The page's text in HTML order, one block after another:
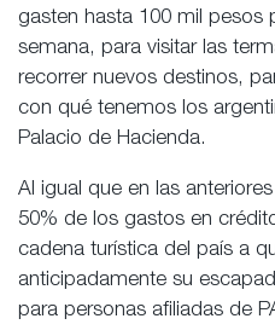
gasten hasta 100 mil pesos
semana, para visitar las
recorrer nuevos destinos,
con qué tenemos los
Palacio de Hacienda.
Al igual que en las
50% de los gastos en
cadena turística del país a
anticipadamente su
para personas afiliadas de